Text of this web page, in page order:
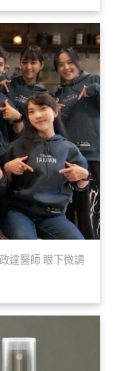
達醫師 眼下微調